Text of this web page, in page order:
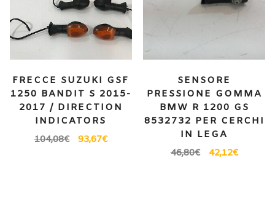
FRECCE SUZUKI GSF
1250 BANDIT S 2015-
2017 / DIRECTION
INDICATORS
104,08€ 93,67€
SENSORE
PRESSIONE GOMMA
BMW R 1200 GS
8532732 PER CERCHI
IN LEGA
46,80€ 42,12€